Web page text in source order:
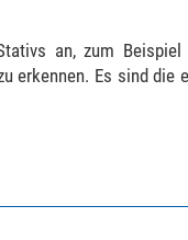
an, zum
erkennen. Es sind die